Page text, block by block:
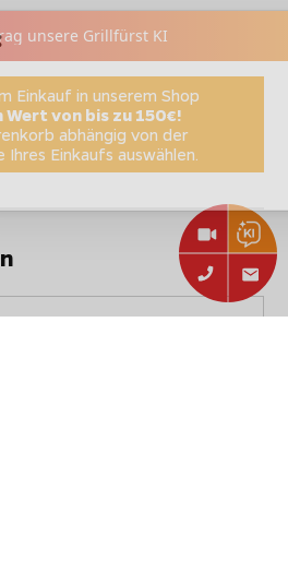
Einkauf in unserem Shop
Wert von bis zu 150€!
abhängig von der
Einkaufs auswählen.